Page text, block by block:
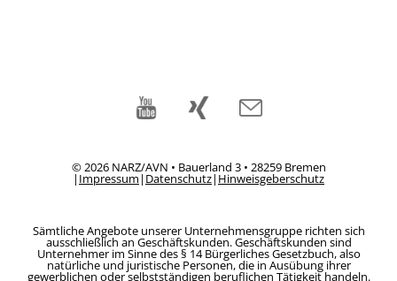
© 2026 NARZ/AVN • Bauerland 3 • 28259 Bremen
| Impressum | Datenschutz| Hinweisgeberschutz
Sämtliche Angebote unserer Unternehmensgruppe richten sich
ausschließlich an Geschäftskunden. Geschäftskunden sind
Unternehmer im Sinne des § 14 Bürgerliches Gesetzbuch, also
natürliche und juristische Personen, die in Ausübung ihrer
gewerblichen oder selbstständigen beruflichen Tätigkeit handeln.